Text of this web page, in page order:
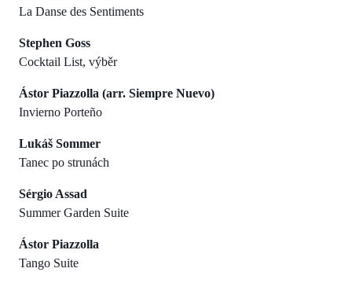
La Danse des Sentiments
Stephen Goss
Cocktail List, výběr
Ástor Piazzolla (arr. Siempre Nuevo)
Invierno Porteño
Lukáš Sommer
Tanec po strunách
Sérgio Assad
Summer Garden Suite
Ástor Piazzolla
Tango Suite